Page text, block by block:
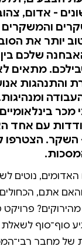
- אדום,
והמשקרים
יותר את
שלכם
מתאים
והתנהגות
מכר
עם אחד
- השקר. הצטרפו
נוטים
אתם,
פרויקט
סוף־סוף לשאלת
של מחבר